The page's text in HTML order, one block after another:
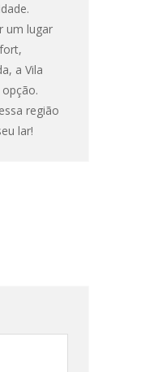
um lugar
a Vila
região
lar!